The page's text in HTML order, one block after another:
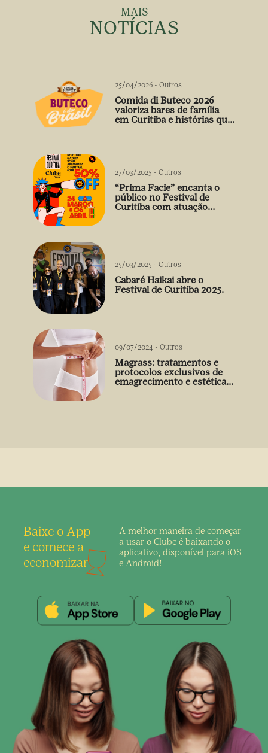
MAIS
NOTÍCIAS
25/04/2026 - Outros
Comida di Buteco 2026
valoriza bares de família
em Curitiba e histórias que
27/03/2025 - Outros
“Prima Facie” encanta o
público no Festival de
Curitiba com atuação
25/03/2025 - Outros
Cabaré Haikai abre o
Festival de Curitiba 2025.
09/07/2024 - Outros
Magrass: tratamentos e
protocolos exclusivos de
emagrecimento e estética
Baixe o App
e comece a
economizar
A melhor maneira de começar
a usar o Clube é baixando o
aplicativo, disponível para iOS
e Android!